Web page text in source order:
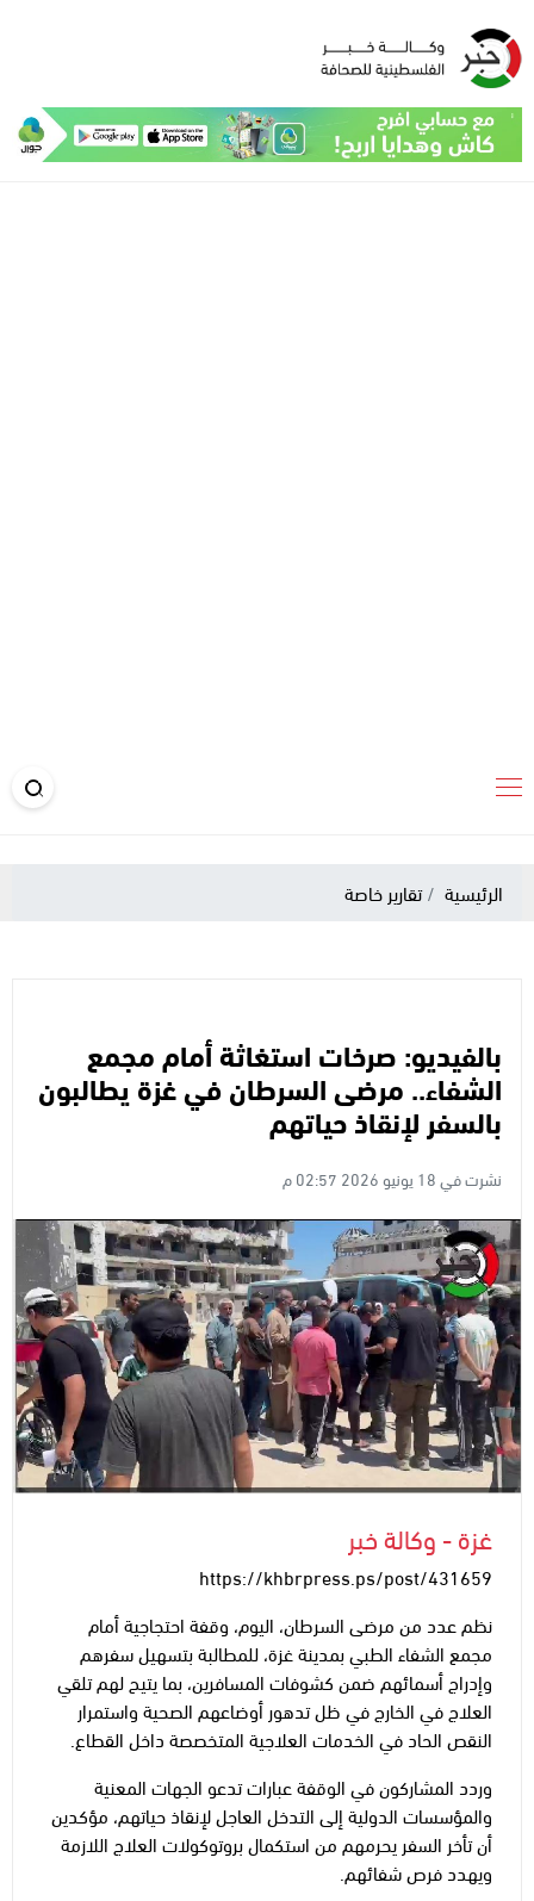
الرئيسية تقارير خاصة
بالفيديو: صرخات استغاثة أمام مجمع
الشفاء.. مرضى السرطان في غزة يطالبون
بالسفر لإنقاذ حياتهم
نشرت في 18 يونيو 2026 02:57 م
غزة - وكالة خبر
https://khbrpress.ps/post/431659
نظم عدد من مرضى السرطان، اليوم، وقفة احتجاجية أمام
مجمع الشفاء الطبي بمدينة غزة، للمطالبة بتسهيل سفرهم
وإدراج أسمائهم ضمن كشوفات المسافرين، بما يتيح لهم تلقي
العلاج في الخارج في ظل تدهور أوضاعهم الصحية واستمرار
النقص الحاد في الخدمات العلاجية المتخصصة داخل القطاع.
وردد المشاركون في الوقفة عبارات تدعو الجهات المعنية
والمؤسسات الدولية إلى التدخل العاجل لإنقاذ حياتهم، مؤكدين
أن تأخر السفر يحرمهم من استكمال بروتوكولات العلاج اللازمة
ويهدد فرص شفائهم.